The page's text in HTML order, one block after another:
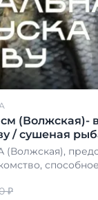
(Волжская)-
/ сушеная
воблу, её
₽